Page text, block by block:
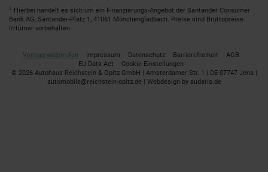
2 Hierbei handelt es sich um ein Finanzierungs-Angebot der Santander Consumer
Bank AG, Santander-Platz 1, 41061 Mönchengladbach. Preise sind Bruttopreise.
Irrtümer vorbehalten.
Vertrag widerrufen Impressum Datenschutz Barrierefreiheit
AGB
EU Data Act
Cookie Einstellungen
© 2026 Autohaus Reichstein & Opitz GmbH | Amsterdamer Str. 1 | DE-07747 Jena |
automobile@reichstein-opitz.de | Webdesign by audaris.de